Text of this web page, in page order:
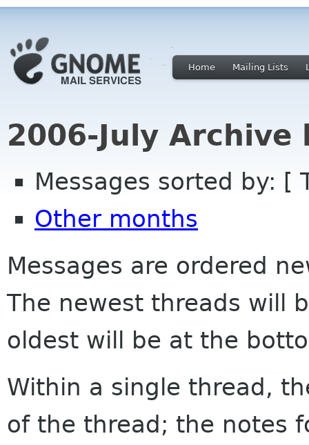
Home Mailing Lists
2006-July Archive
Messages sorted by: [
Other months
Messages are ordered
The newest threads will
oldest will be at the
Within a single thread,
of the thread; the notes